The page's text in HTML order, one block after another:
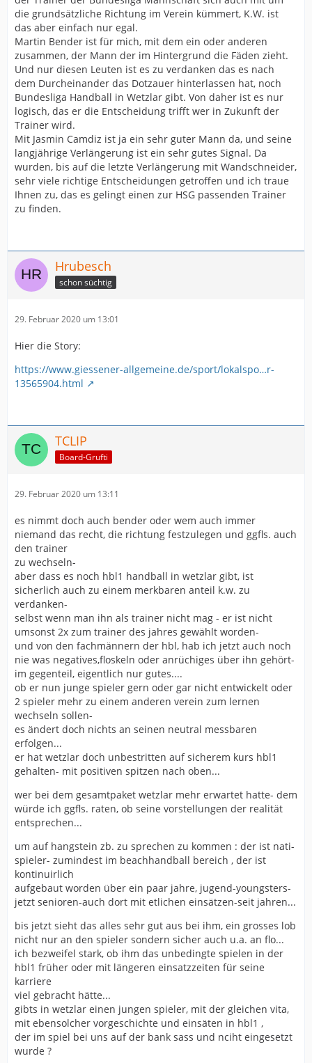
die grundsätzliche Richtung im Verein kümmert, K.W. ist
das aber einfach nur egal.
Martin Bender ist für mich, mit dem ein oder anderen
zusammen, der Mann der im Hintergrund die Fäden zieht.
Und nur diesen Leuten ist es zu verdanken das es nach
dem Durcheinander das Dotzauer hinterlassen hat, noch
Bundesliga Handball in Wetzlar gibt. Von daher ist es nur
logisch, das er die Entscheidung trifft wer in Zukunft der
Trainer wird.
Mit Jasmin Camdiz ist ja ein sehr guter Mann da, und seine
langjährige Verlängerung ist ein sehr gutes Signal. Da
wurden, bis auf die letzte Verlängerung mit Wandschneider,
sehr viele richtige Entscheidungen getroffen und ich traue
Ihnen zu, das es gelingt einen zur HSG passenden Trainer
zu finden.
Hrubesch
schon süchtig
29. Februar 2020 um 13:01
Hier die Story:
https://www.giessener-allgemeine.de/sport/lokalspo…r-
13565904.html
TCLIP
Board-Grufti
29. Februar 2020 um 13:11
es nimmt doch auch bender oder wem auch immer
niemand das recht, die richtung festzulegen und ggfls. auch
den trainer
zu wechseln-
aber dass es noch hbl1 handball in wetzlar gibt, ist
sicherlich auch zu einem merkbaren anteil k.w. zu
verdanken-
selbst wenn man ihn als trainer nicht mag - er ist nicht
umsonst 2x zum trainer des jahres gewählt worden-
und von den fachmännern der hbl, hab ich jetzt auch noch
nie was negatives,floskeln oder anrüchiges über ihn gehört-
im gegenteil, eigentlich nur gutes....
ob er nun junge spieler gern oder gar nicht entwickelt oder
2 spieler mehr zu einem anderen verein zum lernen
wechseln sollen-
es ändert doch nichts an seinen neutral messbaren
erfolgen...
er hat wetzlar doch unbestritten auf sicherem kurs hbl1
gehalten- mit positiven spitzen nach oben...
wer bei dem gesamtpaket wetzlar mehr erwartet hatte- dem
würde ich ggfls. raten, ob seine vorstellungen der realität
entsprechen...
um auf hangstein zb. zu sprechen zu kommen : der ist nati-
spieler- zumindest im beachhandball bereich , der ist
kontinuirlich
aufgebaut worden über ein paar jahre, jugend-youngsters-
jetzt senioren-auch dort mit etlichen einsätzen-seit jahren...
bis jetzt sieht das alles sehr gut aus bei ihm, ein grosses lob
nicht nur an den spieler sondern sicher auch u.a. an flo...
ich bezweifel stark, ob ihm das unbedingte spielen in der
hbl1 früher oder mit längeren einsatzzeiten für seine
karriere
viel gebracht hätte...
gibts in wetzlar einen jungen spieler, mit der gleichen vita,
mit ebensolcher vorgeschichte und einsäten in hbl1 ,
der im spiel bei uns auf der bank sass und nciht eingesetzt
wurde ?